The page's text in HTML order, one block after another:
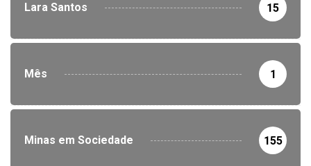
Lara Santos 15
Mês 1
Minas em Sociedade 155